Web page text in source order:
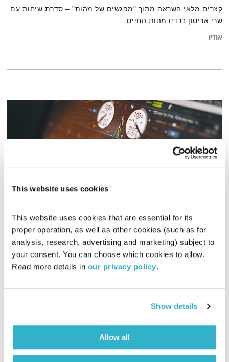
This website uses cookies
This website uses cookies that are essential for its
proper operation, as well as other cookies (such as for
analysis, research, advertising and marketing) subject to
your consent. You can choose which cookies to allow.
Read more details in our privacy policy.
Show details
Allow all
קצרים מלאי השראה מתוך "מפגשים של מהות" – סדרת שיחות עם
שרי אריסון ברדיו מהות החיים
אודיו
פה זה טוב – 3.11.25
פה זה טוב
לירון תאני
03.11.25
01:29:45
אודיו